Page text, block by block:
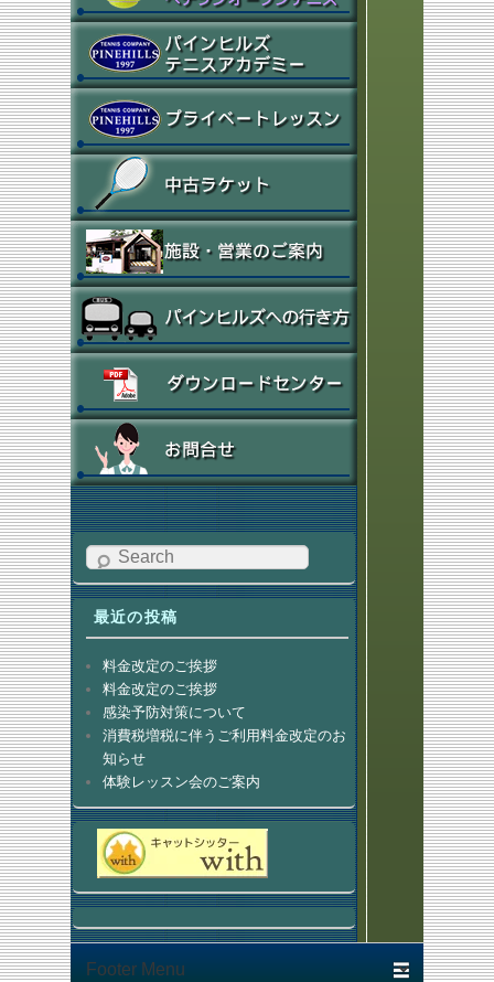
Search
最近の投稿
料金改定のご挨拶
料金改定のご挨拶
感染予防対策について
消費税増税に伴うご利用料金改定のお
知らせ
体験レッスン会のご案内